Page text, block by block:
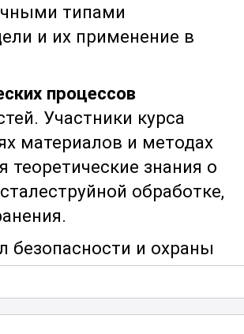
типами
и их применение в
процессов
Участники курса
материалов и методах
теоретические знания о
обработке,
безопасности и охраны
позволяет
труда на
документами и